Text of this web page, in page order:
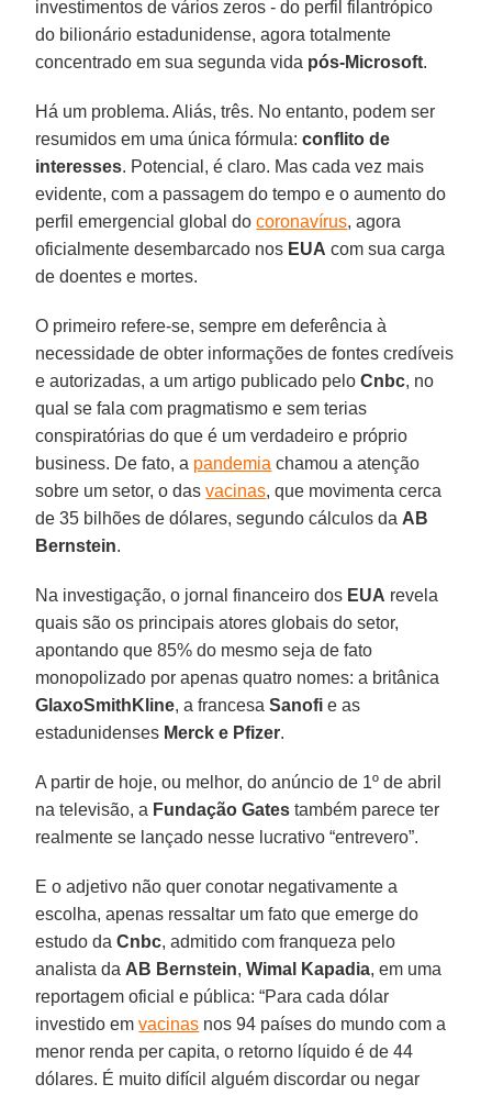
investimentos de vários zeros - do perfil filantrópico
do bilionário estadunidense, agora totalmente
concentrado em sua segunda vida pós-Microsoft.
Há um problema. Aliás, três. No entanto, podem ser
resumidos em uma única fórmula:conflito de
interesses. Potencial, é claro. Mas cada vez mais
evidente, com a passagem do tempo e o aumento do
perfil emergencial global docoronavírus, agora
oficialmente desembarcado nos EUA com sua carga
de doentes e mortes.
O primeiro refere-se, sempre em deferência à
necessidade de obter informações de fontes credíveis
e autorizadas, a um artigo publicado peloCnbc, no
qual se fala com pragmatismo e sem terias
conspiratórias do que é um verdadeiro e próprio
business. De fato, a pandemia chamou a atenção
sobre um setor, o dasvacinas, que movimenta cerca
de 35 bilhões de dólares, segundo cálculos da AB
Bernstein.
Na investigação, o jornal financeiro dos EUA revela
quais são os principais atores globais do setor,
apontando que 85% do mesmo seja de fato
monopolizado por apenas quatro nomes: a britânica
GlaxoSmithKline, a francesaSanofi e as
estadunidenses Merck e Pfizer.
A partir de hoje, ou melhor, do anúncio de 1º de abril
na televisão, a Fundação Gates também parece ter
realmente se lançado nesse lucrativo “entrevero”.
E o adjetivo não quer conotar negativamente a
escolha, apenas ressaltar um fato que emerge do
estudo daCnbc, admitido com franqueza pelo
analista da AB Bernstein,Wimal Kapadia, em uma
reportagem oficial e pública: “Para cada dólar
investido emvacinas nos 94 países do mundo com a
menor renda per capita, o retorno líquido é de 44
dólares. É muito difícil alguém discordar ou negar